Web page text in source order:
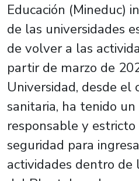
Educación (Mineduc)
de las universidades
de volver a las
partir de marzo de
Universidad, desde el
sanitaria, ha tenido
responsable y
seguridad para
actividades dentro de